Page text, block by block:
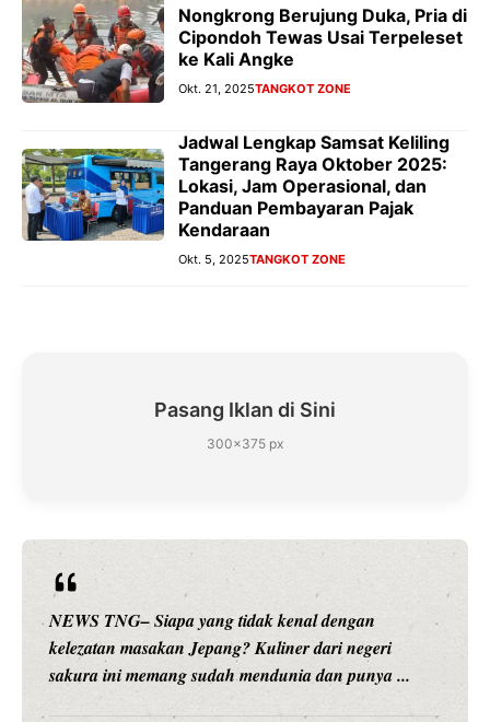
Nongkrong Berujung Duka, Pria di
Cipondoh Tewas Usai Terpeleset
ke Kali Angke
Okt. 21, 2025TANGKOT ZONE
Jadwal Lengkap Samsat Keliling
Tangerang Raya Oktober 2025:
Lokasi, Jam Operasional, dan
Panduan Pembayaran Pajak
Kendaraan
Okt. 5, 2025TANGKOT ZONE
Pasang Iklan di Sini
300×375 px
NEWS TNG– Siapa yang tidak kenal dengan
kelezatan masakan Jepang? Kuliner dari negeri
sakura ini memang sudah mendunia dan punya ...